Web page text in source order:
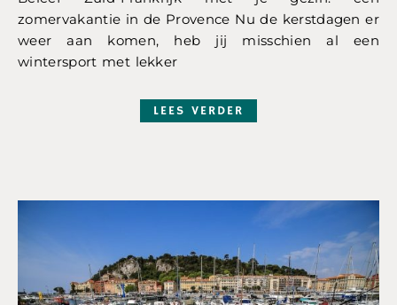
zomervakantie in de Provence Nu de kerstdagen er
weer aan komen, heb jij misschien al een
wintersport met lekker
LEES VERDER